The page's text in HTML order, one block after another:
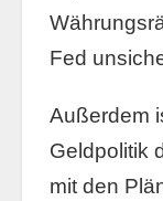
Fed
Außerdem
Geldpolitik
mit den